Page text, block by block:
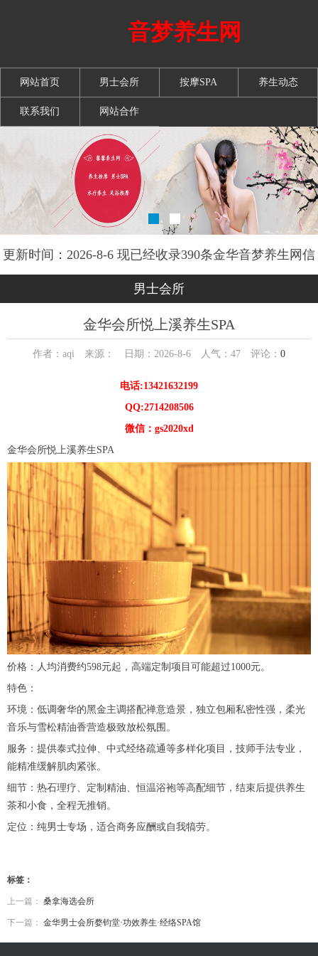
音梦养生网
网站首页 男士会所 按摩SPA 养生动态
联系我们 网站合作
更新时间：2026-8-6 现已经收录390条金华音梦养生网信
息
男士会所
金华会所悦上溪养生SPA
作者：aqi 来源： 日期：2026-8-6 人气： 47 评论： 0
电话:13421632199
QQ:2714208506
微信：gs2020xd
金华会所悦上溪养生SPA
价格：人均消费约598元起，高端定制项目可能超过1000元。
特色：
环境：低调奢华的黑金主调搭配禅意造景，独立包厢私密性强，柔光
音乐与雪松精油香营造极致放松氛围。
服务：提供泰式拉伸、中式经络疏通等多样化项目，技师手法专业，
能精准缓解肌肉紧张。
细节：热石理疗、定制精油、恒温浴袍等高配细节，结束后提供养生
茶和小食，全程无推销。
定位：纯男士专场，适合商务应酬或自我犒劳。
标签：
上一篇： 桑拿海选会所
下一篇： 金华男士会所婺钧堂·功效养生·经络SPA馆